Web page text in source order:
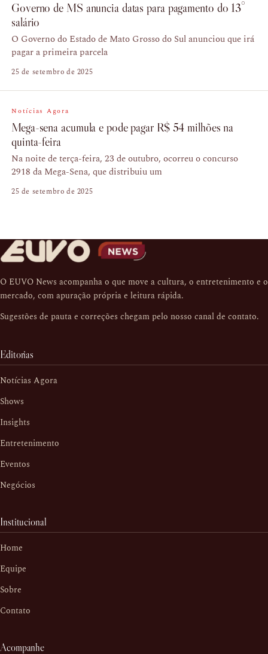
Governo de MS anuncia datas para pagamento do 13°
salário
O Governo do Estado de Mato Grosso do Sul anunciou que irá
pagar a primeira parcela
25 de setembro de 2025
Notícias Agora
Mega-sena acumula e pode pagar R$ 54 milhões na
quinta-feira
Na noite de terça-feira, 23 de outubro, ocorreu o concurso
2918 da Mega-Sena, que distribuiu um
25 de setembro de 2025
O EUVO News acompanha o que move a cultura, o entretenimento e o
mercado, com apuração própria e leitura rápida.
Sugestões de pauta e correções chegam pelo nosso canal de contato.
Editorias
Notícias Agora
Shows
Insights
Entretenimento
Eventos
Negócios
Institucional
Home
Equipe
Sobre
Contato
Acompanhe